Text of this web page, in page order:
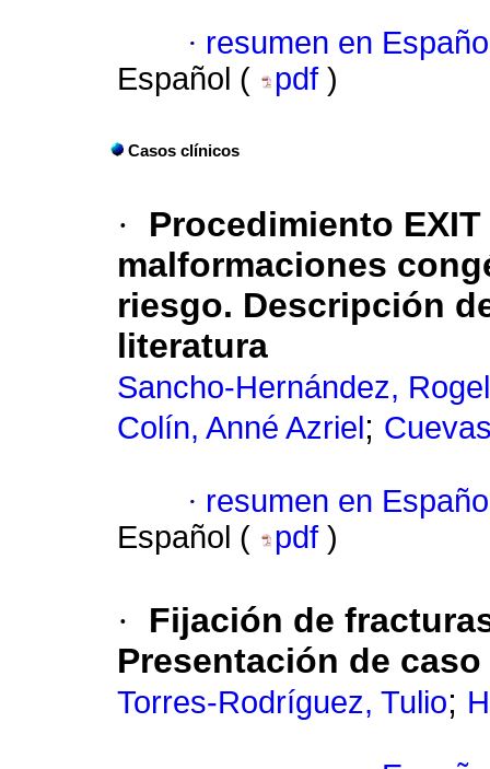
· resumen en
Español (
pdf )
Casos clínicos
·
Procedimiento EXIT
malformaciones
riesgo. Descripción
literatura
Sancho-Hernández,
Colín, Anné Azriel ;
· resumen en
Español (
pdf )
·
Fijación de
Presentación de caso
Torres-Rodríguez, Tulio;